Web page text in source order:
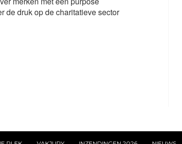
de druk op de charitatieve sector